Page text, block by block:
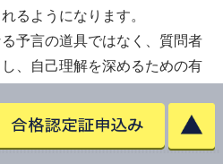
るようになります。
予言の道具ではなく、質問者
、自己理解を深めるための有
て